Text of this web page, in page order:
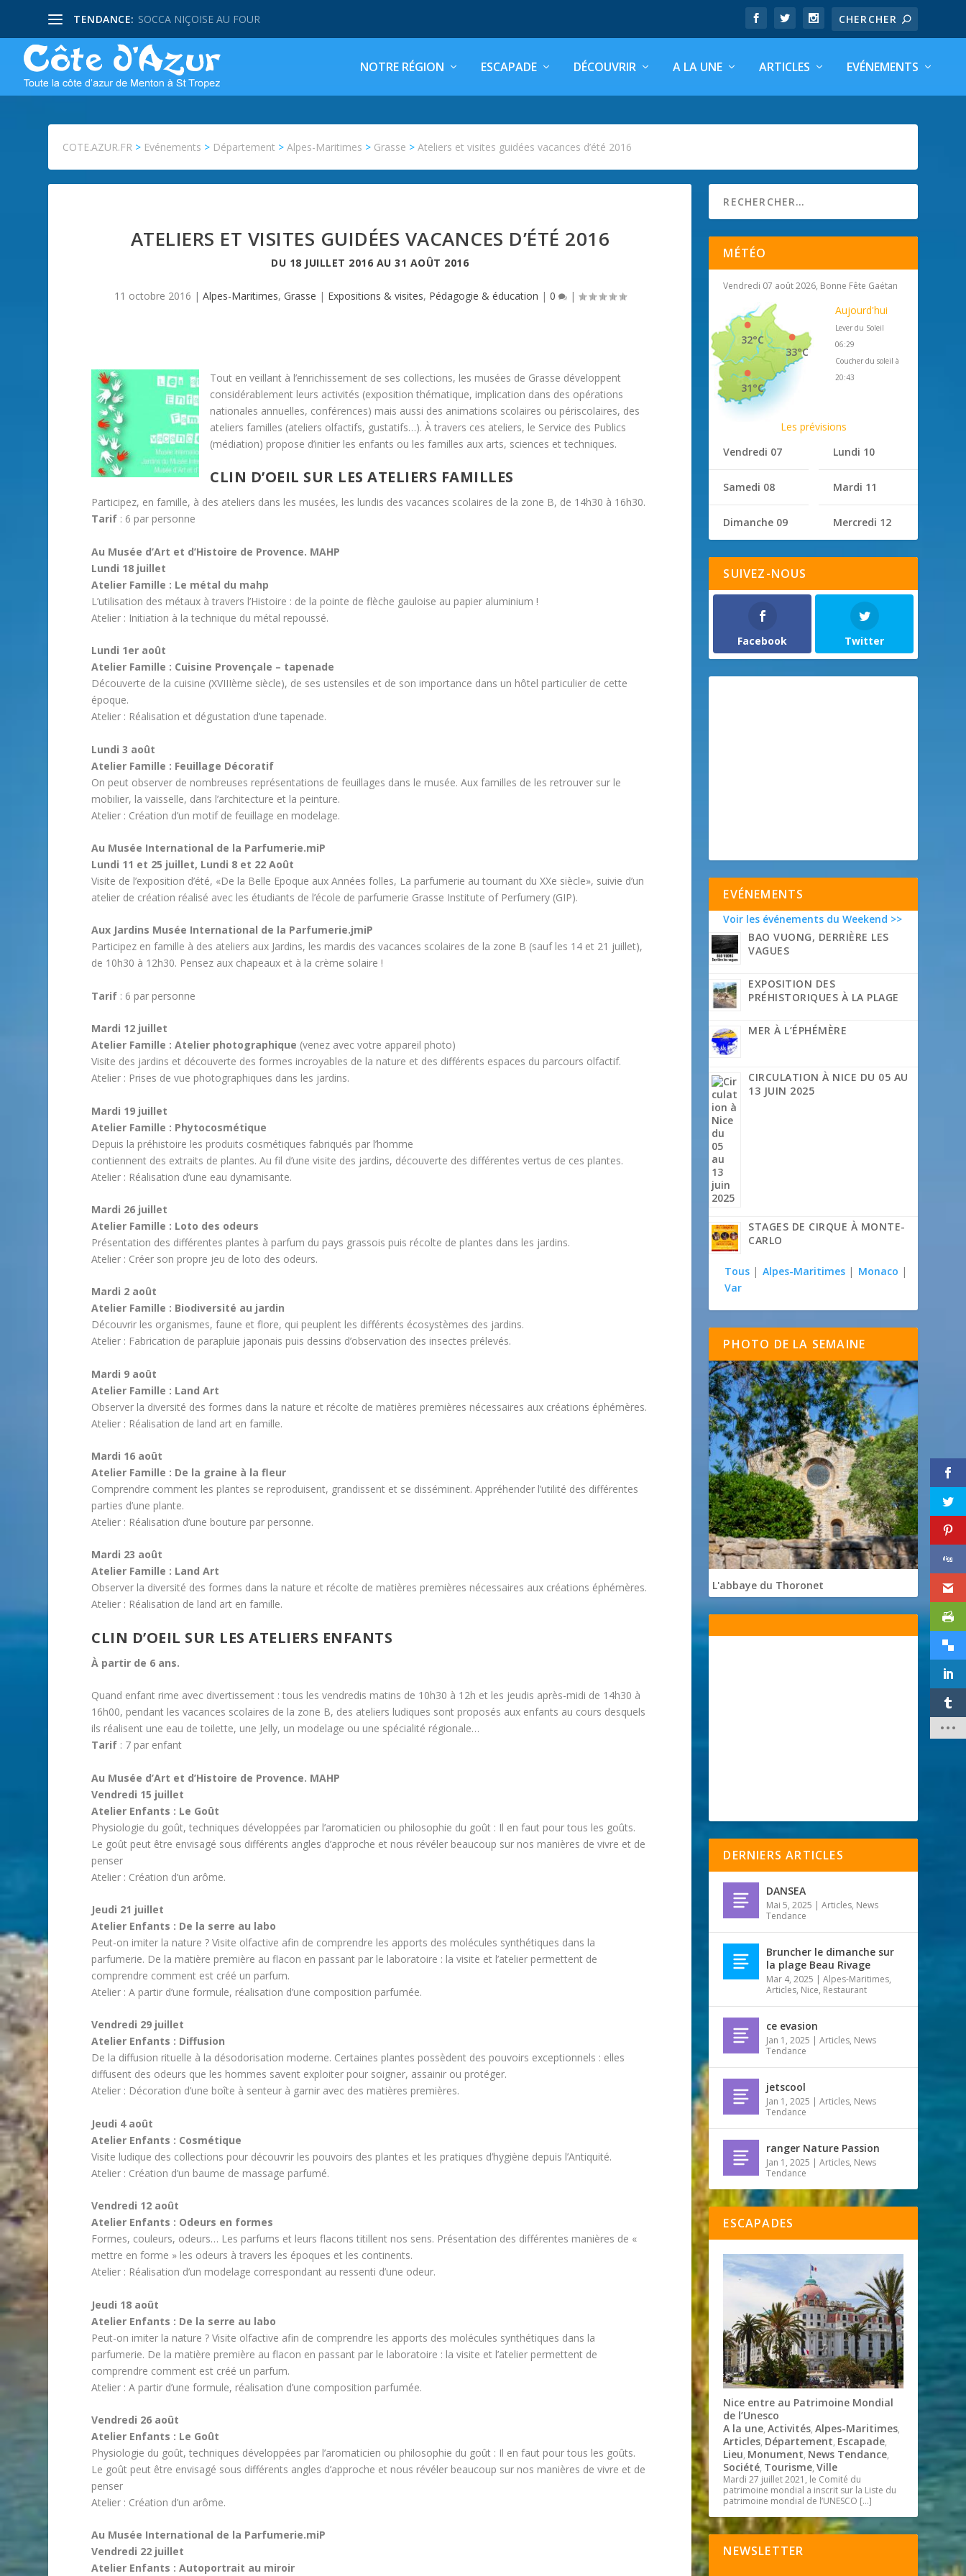
TENDANCE: SOCCA NIÇOISE AU FOUR
NOTRE RÉGION ESCAPADE DÉCOUVRIR A LA UNE ARTICLES EVÉNEMENTS
COTE.AZUR.FR > Evénements > Département >Alpes-Maritimes > Grasse >Ateliers et visites guidées vacances d’été 2016
ATELIERS ET VISITES GUIDÉES VACANCES D’ÉTÉ 2016
DU 18 JUILLET 2016 AU31 AOÛT 2016
11 octobre 2016 | Alpes-Maritimes, Grasse | Expositions & visites, Pédagogie & éducation | 0 |
Tout en veillant à l’enrichissement de ses collections, les musées de Grasse développent
considérablement leurs activités (exposition thématique, implication dans des opérations
nationales annuelles, conférences) mais aussi des animations scolaires ou périscolaires, des
ateliers familles (ateliers olfactifs, gustatifs…). À travers ces ateliers, le Service des Publics
(médiation) propose d’initier les enfants ou les familles aux arts, sciences et techniques.
CLIN D’OEIL SUR LES ATELIERS FAMILLES
Participez, en famille, à des ateliers dans les musées, les lundis des vacances scolaires de la zone B, de 14h30 à 16h30.
Tarif : 6 par personne
Au Musée d’Art et d’Histoire de Provence. MAHP
Lundi 18 juillet
Atelier Famille : Le métal du mahp
L’utilisation des métaux à travers l’Histoire : de la pointe de flèche gauloise au papier aluminium !
Atelier : Initiation à la technique du métal repoussé.
Lundi 1er août
Atelier Famille : Cuisine Provençale – tapenade
Découverte de la cuisine (XVIIIème siècle), de ses ustensiles et de son importance dans un hôtel particulier de cette
époque.
Atelier : Réalisation et dégustation d’une tapenade.
Lundi 3 août
Atelier Famille : Feuillage Décoratif
On peut observer de nombreuses représentations de feuillages dans le musée. Aux familles de les retrouver sur le
mobilier, la vaisselle, dans l’architecture et la peinture.
Atelier : Création d’un motif de feuillage en modelage.
Au Musée International de la Parfumerie.miP
Lundi 11 et 25 juillet, Lundi 8 et 22 Août
Visite de l’exposition d’été, «De la Belle Epoque aux Années folles, La parfumerie au tournant du XXe siècle», suivie d’un
atelier de création réalisé avec les étudiants de l’école de parfumerie Grasse Institute of Perfumery (GIP).
Aux Jardins Musée International de la Parfumerie.jmiP
Participez en famille à des ateliers aux Jardins, les mardis des vacances scolaires de la zone B (sauf les 14 et 21 juillet),
de 10h30 à 12h30. Pensez aux chapeaux et à la crème solaire !
Tarif : 6 par personne
Mardi 12 juillet
Atelier Famille : Atelier photographique (venez avec votre appareil photo)
Visite des jardins et découverte des formes incroyables de la nature et des différents espaces du parcours olfactif.
Atelier : Prises de vue photographiques dans les jardins.
Mardi 19 juillet
Atelier Famille : Phytocosmétique
Depuis la préhistoire les produits cosmétiques fabriqués par l’homme
contiennent des extraits de plantes. Au fil d’une visite des jardins, découverte des différentes vertus de ces plantes.
Atelier : Réalisation d’une eau dynamisante.
Mardi 26 juillet
Atelier Famille : Loto des odeurs
Présentation des différentes plantes à parfum du pays grassois puis récolte de plantes dans les jardins.
Atelier : Créer son propre jeu de loto des odeurs.
Mardi 2 août
Atelier Famille : Biodiversité au jardin
Découvrir les organismes, faune et flore, qui peuplent les différents écosystèmes des jardins.
Atelier : Fabrication de parapluie japonais puis dessins d’observation des insectes prélevés.
Mardi 9 août
Atelier Famille : Land Art
Observer la diversité des formes dans la nature et récolte de matières premières nécessaires aux créations éphémères.
Atelier : Réalisation de land art en famille.
Mardi 16 août
Atelier Famille : De la graine à la fleur
Comprendre comment les plantes se reproduisent, grandissent et se disséminent. Appréhender l’utilité des différentes
parties d’une plante.
Atelier : Réalisation d’une bouture par personne.
Mardi 23 août
Atelier Famille : Land Art
Observer la diversité des formes dans la nature et récolte de matières premières nécessaires aux créations éphémères.
Atelier : Réalisation de land art en famille.
CLIN D’OEIL SUR LES ATELIERS ENFANTS
À partir de 6 ans.
Quand enfant rime avec divertissement : tous les vendredis matins de 10h30 à 12h et les jeudis après-midi de 14h30 à
16h00, pendant les vacances scolaires de la zone B, des ateliers ludiques sont proposés aux enfants au cours desquels
ils réalisent une eau de toilette, une Jelly, un modelage ou une spécialité régionale…
Tarif : 7 par enfant
Au Musée d’Art et d’Histoire de Provence. MAHP
Vendredi 15 juillet
Atelier Enfants : Le Goût
Physiologie du goût, techniques développées par l’aromaticien ou philosophie du goût : Il en faut pour tous les goûts.
Le goût peut être envisagé sous différents angles d’approche et nous révéler beaucoup sur nos manières de vivre et de
penser
Atelier : Création d’un arôme.
Jeudi 21 juillet
Atelier Enfants : De la serre au labo
Peut-on imiter la nature ? Visite olfactive afin de comprendre les apports des molécules synthétiques dans la
parfumerie. De la matière première au flacon en passant par le laboratoire : la visite et l’atelier permettent de
comprendre comment est créé un parfum.
Atelier : A partir d’une formule, réalisation d’une composition parfumée.
Vendredi 29 juillet
Atelier Enfants : Diffusion
De la diffusion rituelle à la désodorisation moderne. Certaines plantes possèdent des pouvoirs exceptionnels : elles
diffusent des odeurs que les hommes savent exploiter pour soigner, assainir ou protéger.
Atelier : Décoration d’une boîte à senteur à garnir avec des matières premières.
Jeudi 4 août
Atelier Enfants : Cosmétique
Visite ludique des collections pour découvrir les pouvoirs des plantes et les pratiques d’hygiène depuis l’Antiquité.
Atelier : Création d’un baume de massage parfumé.
Vendredi 12 août
Atelier Enfants : Odeurs en formes
Formes, couleurs, odeurs… Les parfums et leurs flacons titillent nos sens. Présentation des différentes manières de «
mettre en forme » les odeurs à travers les époques et les continents.
Atelier : Réalisation d’un modelage correspondant au ressenti d’une odeur.
Jeudi 18 août
Atelier Enfants : De la serre au labo
Peut-on imiter la nature ? Visite olfactive afin de comprendre les apports des molécules synthétiques dans la
parfumerie. De la matière première au flacon en passant par le laboratoire : la visite et l’atelier permettent de
comprendre comment est créé un parfum.
Atelier : A partir d’une formule, réalisation d’une composition parfumée.
Vendredi 26 août
Atelier Enfants : Le Goût
Physiologie du goût, techniques développées par l’aromaticien ou philosophie du goût : Il en faut pour tous les goûts.
Le goût peut être envisagé sous différents angles d’approche et nous révéler beaucoup sur nos manières de vivre et de
penser
Atelier : Création d’un arôme.
Au Musée International de la Parfumerie.miP
Vendredi 22 juillet
Atelier Enfants : Autoportrait au miroir
MÉTÉO
Vendredi 07 août 2026, Bonne Fête Gaétan
33°C
32°C
31°C
Aujourd'hui
Lever du Soleil
06:29
Coucher du soleil à
20:43
Les prévisions
Vendredi 07
Samedi 08
Dimanche 09
Lundi 10
Mardi 11
Mercredi 12
SUIVEZ-NOUS
Facebook Twitter
EVÉNEMENTS
Voir les événements du Weekend >>
BAO VUONG, DERRIÈRE LES
VAGUES
EXPOSITION DES
PRÉHISTORIQUES À LA PLAGE
MER À L’ÉPHÉMÈRE
CIRCULATION À NICE DU 05 AU
13 JUIN 2025
STAGES DE CIRQUE À MONTE-
CARLO
Tous | Alpes-Maritimes | Monaco |
Var
PHOTO DE LA SEMAINE
L'abbaye du Thoronet
DERNIERS ARTICLES
DANSEA
Mai 5, 2025 |Articles, News
Tendance
Bruncher le dimanche sur
la plage Beau Rivage
Mar 4, 2025 |Alpes-Maritimes,
Articles, Nice, Restaurant
ce evasion
Jan 1, 2025 |Articles, News
Tendance
jetscool
Jan 1, 2025 |Articles, News
Tendance
ranger Nature Passion
Jan 1, 2025 |Articles, News
Tendance
ESCAPADES
Nice entre au Patrimoine Mondial
de l’Unesco
A la une,Activités,Alpes-Maritimes,
Articles, Département, Escapade,
Lieu, Monument, News Tendance,
Société, Tourisme,Ville
Mardi 27 juillet 2021, le Comité du
patrimoine mondial a inscrit sur la Liste du
patrimoine mondial de l’UNESCO […]
NEWSLETTER